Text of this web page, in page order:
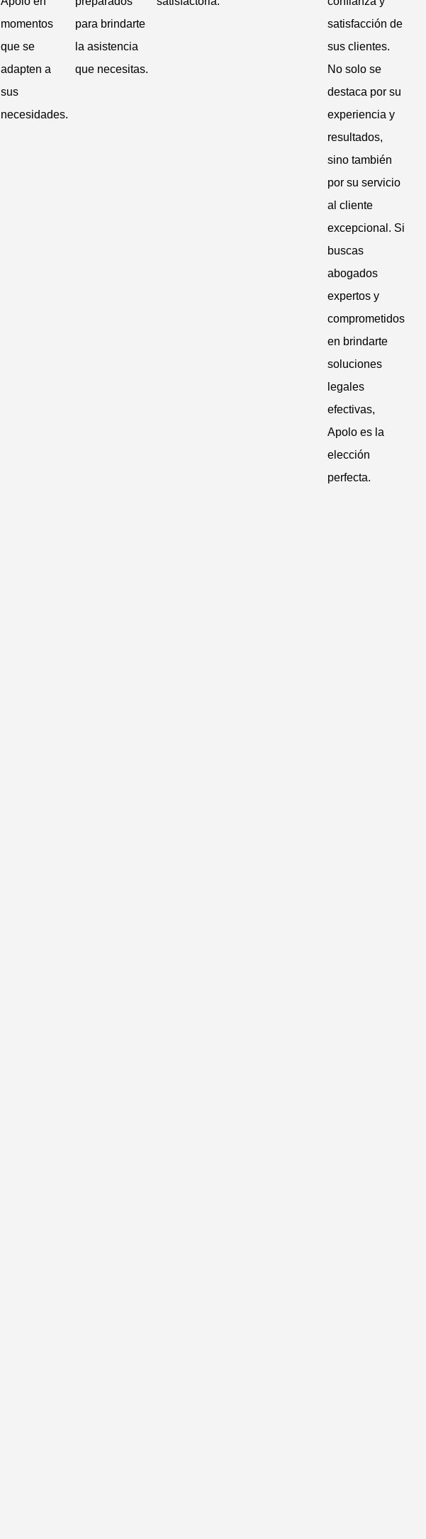
momentos
que se
adapten a
sus
necesidades.
para brindarte
la asistencia
que necesitas.
satisfacción de
sus clientes.
No solo se
destaca por su
experiencia y
resultados,
sino también
por su servicio
al cliente
excepcional. Si
buscas
abogados
expertos y
comprometidos
en brindarte
soluciones
legales
efectivas,
Apolo es la
elección
perfecta.